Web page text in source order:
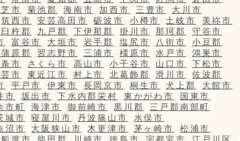
市 菊池郡 海南市 加西市 三豊市
大川市
筑西市 安芸高田市 砺波市 小樽市 土岐市
美祢市
杵郡 九戸郡 下伊那郡 掛川市 那珂郡
守谷市
富谷市 大垣市 岩手郡 塩尻市 八街市
小豆郡
原郡 習志野市 三浦市 橿原市 水戸市
鴻巣市
市 さくら市 高山市 小千谷市 山口市
下松市
市 東近江市 村上市 北葛飾郡 滑川市
佐波郡
平戸市 伊東市 長岡京市 桐生市 犬上郡
大館市
市 坂出市 下水内郡栄村 東かがわ市
国東市
市町 海津市 御前崎市 黒川郡
三戸郡南部町
城市 寝屋川市 丹波篠山市
水俣市
沼市 大阪狭山市 木更津市 茅ヶ崎市
松浦市
渡市 柴田郡 川崎市 徳島市 宇都宮市
江戸川区